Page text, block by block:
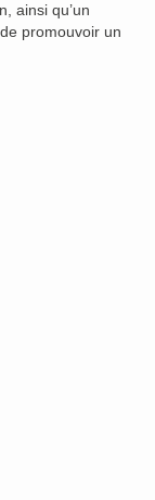
ainsi qu’un
promouvoir un